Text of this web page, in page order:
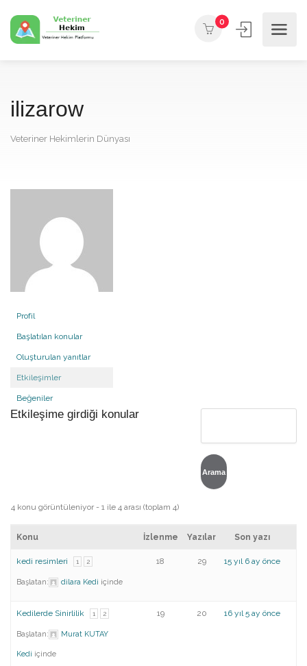
0
ilizarow
Veteriner Hekimlerin Dünyası
Profil
Başlatılan konular
Oluşturulan yanıtlar
Etkileşimler
Beğeniler
Etkileşime girdiği konular
4 konu görüntüleniyor - 1 ile 4 arası (toplam 4)
Konu İzlenme Yazılar Son yazı
kedi resimleri 1 2
Başlatan: dilara Kedi içinde
18 29 15 yıl 6 ay önce
Kedilerde Sinirlilik 1 2
Başlatan: Murat KUTAY
Kedi içinde
19 20 16 yıl 5 ay önce